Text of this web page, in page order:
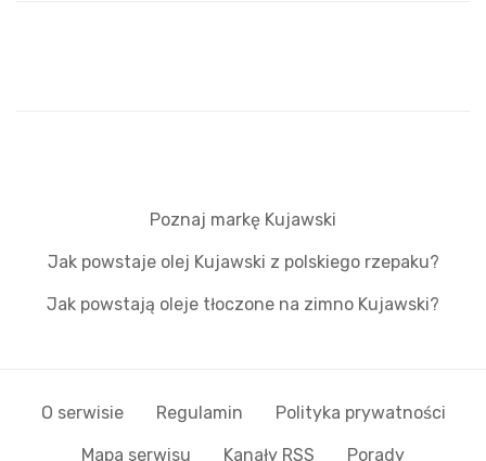
Poznaj markę Kujawski
Jak powstaje olej Kujawski z polskiego rzepaku?
Jak powstają oleje tłoczone na zimno Kujawski?
O serwisie Regulamin Polityka prywatności
Mapa serwisu Kanały RSS Porady